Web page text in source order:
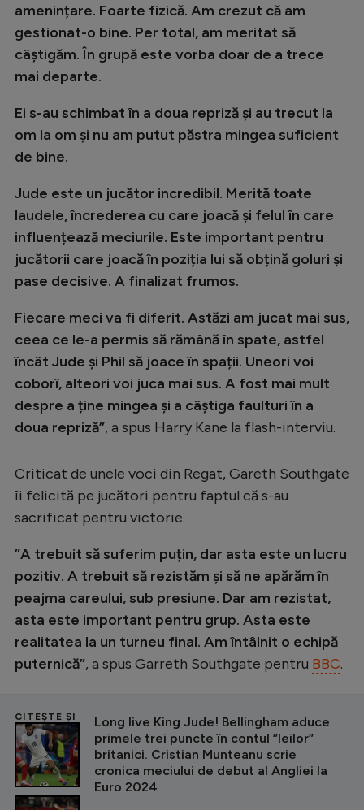
amenințare. Foarte fizică. Am crezut că am
gestionat-o bine. Per total, am meritat să
câștigăm. În grupă este vorba doar de a trece
mai departe.
Ei s-au schimbat în a doua repriză și au trecut la
om la om și nu am putut păstra mingea suficient
de bine.
Jude este un jucător incredibil. Merită toate
laudele, încrederea cu care joacă și felul în care
influențează meciurile. Este important pentru
jucătorii care joacă în poziția lui să obțină goluri și
pase decisive. A finalizat frumos.
Fiecare meci va fi diferit. Astăzi am jucat mai sus,
ceea ce le-a permis să rămână în spate, astfel
încât Jude și Phil să joace în spații. Uneori voi
coborî, alteori voi juca mai sus. A fost mai mult
despre a ține mingea și a câștiga faulturi în a
doua repriză”, a spus Harry Kane la flash-interviu.
Criticat de unele voci din Regat, Gareth Southgate
îi felicită pe jucători pentru faptul că s-au
sacrificat pentru victorie.
”A trebuit să suferim puțin, dar asta este un lucru
pozitiv. A trebuit să rezistăm și să ne apărăm în
peajma careului, sub presiune. Dar am rezistat,
asta este important pentru grup. Asta este
realitatea la un turneu final. Am întâlnit o echipă
puternică”, a spus Garreth Southgate pentru BBC.
CITEȘTE ȘI
Long live King Jude! Bellingham aduce
primele trei puncte în contul ”leilor”
britanici. Cristian Munteanu scrie
cronica meciului de debut al Angliei la
Euro 2024